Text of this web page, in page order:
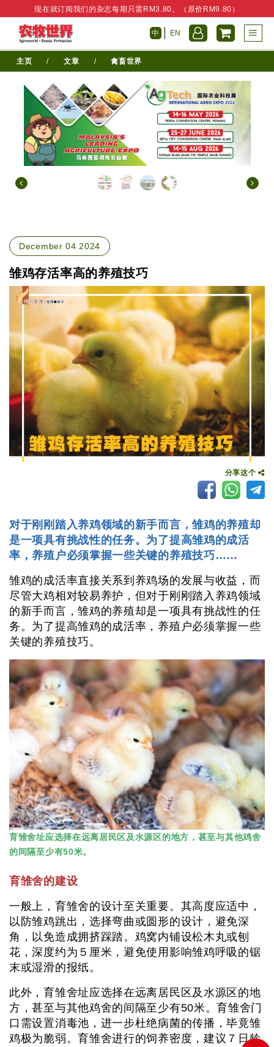
现在就订阅我们的杂志每期只需RM3.80。（原价RM9.80）
中 EN
主页 / 文章 / 禽畜世界
December 04 2024
雏鸡存活率高的养殖技巧
分享这个
对于刚刚踏入养鸡领域的新手而言，雏鸡的养殖却
是一项具有挑战性的任务。为了提高雏鸡的成活
率，养殖户必须掌握一些关键的养殖技巧……
雏鸡的成活率直接关系到养鸡场的发展与收益，而
尽管大鸡相对较易养护，但对于刚刚踏入养鸡领域
的新手而言，雏鸡的养殖却是一项具有挑战性的任
务。为了提高雏鸡的成活率，养殖户必须掌握一些
关键的养殖技巧。
育雏舍址应选择在远离居民区及水源区的地方，甚至与其他鸡舍
的间隔至少有50米。
育雏舍的建设
一般上，育雏舍的设计至关重要。其高度应适中，
以防雏鸡跳出，选择弯曲或圆形的设计，避免深
角，以免造成拥挤踩踏。鸡窝内铺设松木丸或刨
花，深度约为５厘米，避免使用影响雏鸡呼吸的锯
末或湿滑的报纸。
此外，育雏舍址应选择在远离居民区及水源区的地
方，甚至与其他鸡舍的间隔至少有50米。育雏舍门
口需设置消毒池，进一步杜绝病菌的传播，毕竟雏
鸡极为脆弱。育雏舍进行的饲养密度，建议７日龄